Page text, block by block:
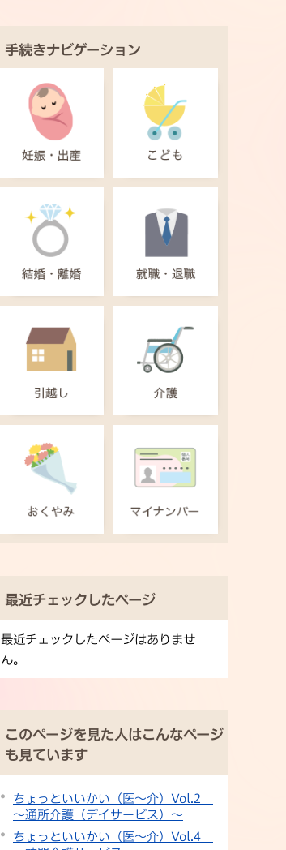
手続きナビゲーション
最近チェックしたページ
最近チェックしたページはありませ
ん。
このページを見た人はこんなページ
も見ています
ちょっといいかい（医～介）Vol.2
～通所介護（デイサービス）～
ちょっといいかい（医～介）Vol.4